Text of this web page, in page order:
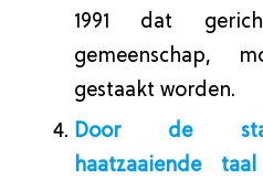
1991 dat
gemeenschap,
gestaakt worden.
Door de
haatzaaiende